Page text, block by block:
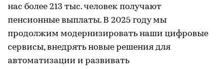
нас более 213 тыс. человек получают
пенсионные выплаты. В 2025 году мы
продолжим модернизировать наши цифровые
сервисы, внедрять новые решения для
автоматизации и развивать